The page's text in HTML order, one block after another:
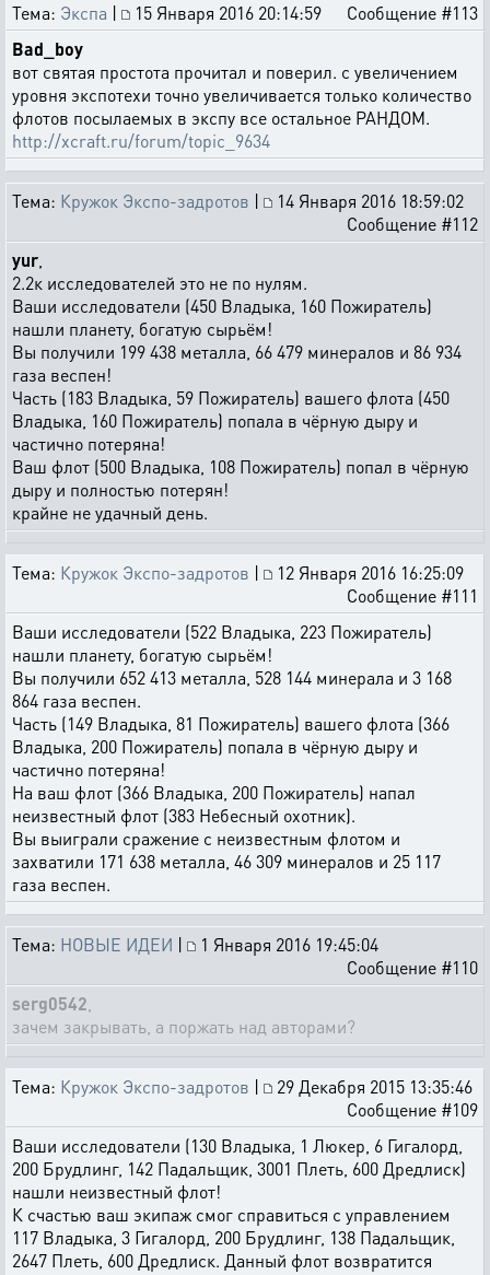
Тема: Экспа | 15 Января 2016 20:14:59
Сообщение #113
Bad_boy
вот святая простота прочитал и поверил. с увеличением
уровня экспотехи точно увеличивается только количество
флотов посылаемых в экспу все остальное РАНДОМ.
http://xcraft.ru/forum/topic_9634
Тема: Кружок Экспо-задротов |
14 Января 2016 18:59:02
Сообщение #112
yur
2.2к исследователей это не по нулям.
Ваши исследователи (450 Владыка, 160 Пожиратель)
нашли планету, богатую сырьём!
Вы получили 199 438 металла, 66 479 минералов и 86 934
газа веспен!
Часть (183 Владыка, 59 Пожиратель) вашего флота (450
Владыка, 160 Пожиратель) попала в чёрную дыру и
частично потеряна!
Ваш флот (500 Владыка, 108 Пожиратель) попал в чёрную
дыру и полностью потерян!
крайне не удачный день.
Тема: Кружок Экспо-задротов |
12 Января 2016 16:25:09
Сообщение #111
Ваши исследователи (522 Владыка, 223 Пожиратель)
нашли планету, богатую сырьём!
Вы получили 652 413 металла, 528 144 минерала и 3 168
864 газа веспен.
Часть (149 Владыка, 81 Пожиратель) вашего флота (366
Владыка, 200 Пожиратель) попала в чёрную дыру и
частично потеряна!
На ваш флот (366 Владыка, 200 Пожиратель) напал
неизвестный флот (383 Небесный охотник).
Вы выиграли сражение с неизвестным флотом и
захватили 171 638 металла, 46 309 минералов и 25 117
газа веспен.
Тема: НОВЫЕ ИДЕИ |
1 Января 2016 19:45:04
Сообщение #110
serg0542
зачем закрывать, а поржать над авторами?
Тема: Кружок Экспо-задротов |
29 Декабря 2015 13:35:46
Сообщение #109
Ваши исследователи (130 Владыка, 1 Люкер, 6 Гигалорд,
200 Брудлинг, 142 Падальщик, 3001 Плеть, 600 Дредлиск)
нашли неизвестный флот!
К счастью ваш экипаж смог справиться с управлением
117 Владыка, 3 Гигалорд, 200 Брудлинг, 138 Падальщик,
2647 Плеть, 600 Дредлиск. Данный флот возвратится